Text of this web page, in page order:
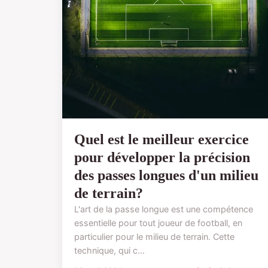
Quel est le meilleur exercice
pour développer la précision
des passes longues d'un milieu
de terrain?
L'art de la passe longue est une compétence
essentielle pour tout joueur de football, en
particulier pour le milieu de terrain. Cette
technique, qui c...